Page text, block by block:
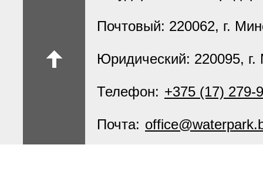
Почтовый: 220062, г.
Юридический: 220095, г.
Телефон: +375 (17) 279-
Почта: